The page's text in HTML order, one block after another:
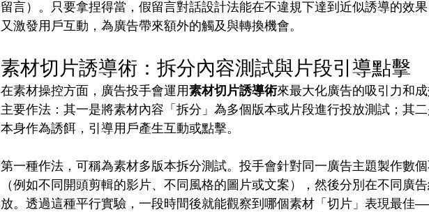
留言）。只要拿捏得當，假留言對話設計法能在不違規下達到近似誘導的效
又激發用戶互動，為廣告帶來額外的觸及與轉換機會。
素材切片誘導術：拆分內容測試與片段引導點擊
在素材操控方面，廣告投手會運用素材切片誘導術來最大化廣告的吸引力和
主要作法：其一是將素材內容「拆分」為多個版本或片段進行投放測試；其
本身作為誘餌，引導用戶產生互動或點擊。
第一種作法，可稱為素材多版本拆分測試。投手會針對同一廣告主題製作數
（例如不同開頭剪輯的影片、不同風格的圖片或文案），然後分別在不同廣
放。透過這種平行實驗，一段時間後就能觀察到哪個素材「切片」表現最佳